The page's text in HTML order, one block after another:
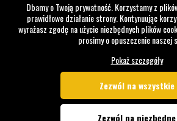
Współpraca B2B
Kontakty
Dbamy o Twoją prywatność. Korzystamy z
prawidłowe działanie strony. Kontynuując
wyrażasz zgodę na użycie niezbędnych plików
prosimy o opuszczenie naszej
Pokaż szczegóły
Zezwól na wszystkie
Zezwól na niezbędne